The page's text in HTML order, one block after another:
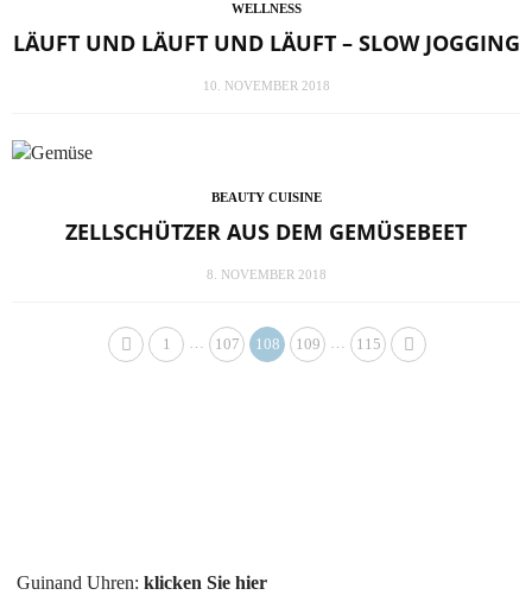
WELLNESS
LÄUFT UND LÄUFT UND LÄUFT – SLOW JOGGING
10. NOVEMBER 2018
BEAUTY CUISINE
ZELLSCHÜTZER AUS DEM GEMÜSEBEET
8. NOVEMBER 2018
1 107 108 109 115
Guinand Uhren: klicken Sie hier